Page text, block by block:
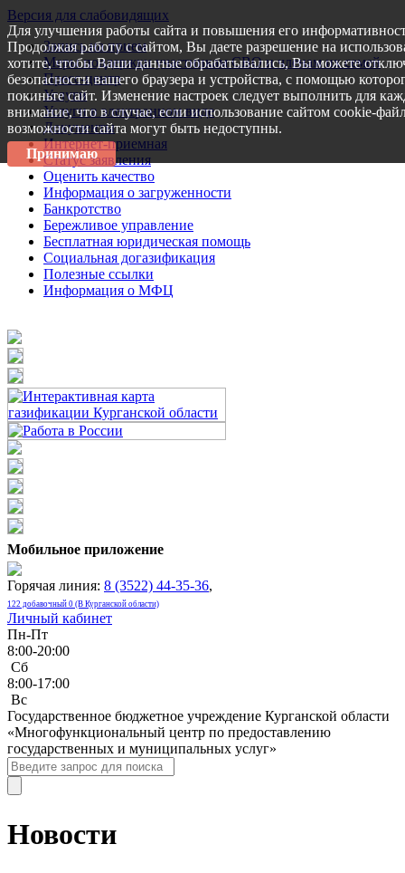
Версия для слабовидящих
Запись на прием
Меры поддержки участникам СВО и членам их семей
Пресс-центр
Услуги
Услуги в электронном виде
Документы
Интернет-приемная
Статус заявления
Оценить качество
Информация о загруженности
Банкротство
Бережливое управление
Бесплатная юридическая помощь
Социальная догазификация
Полезные ссылки
Информация о МФЦ
Мобильное приложение
Горячая линия: 8 (3522) 44-35-36,
122 добавочный 0 (В Курганской области)
Личный кабинет
Пн-Пт
8:00-20:00
Сб
8:00-17:00
Bc
Государственное бюджетное учреждение Курганской области
«Многофункциональный центр по предоставлению
государственных и муниципальных услуг»
Новости
Для улучшения работы сайта и повышения его
Продолжая работу с сайтом, Вы даете разрешение на
хотите, чтобы Ваши данные обрабатывались, Вы можете
безопасности вашего браузера и устройства, с помощью
покиньте сайт. Изменение настроек следует выполнить для
внимание, что в случае, если использование сайтом cookie-
возможности сайта могут быть недоступны.
Принимаю